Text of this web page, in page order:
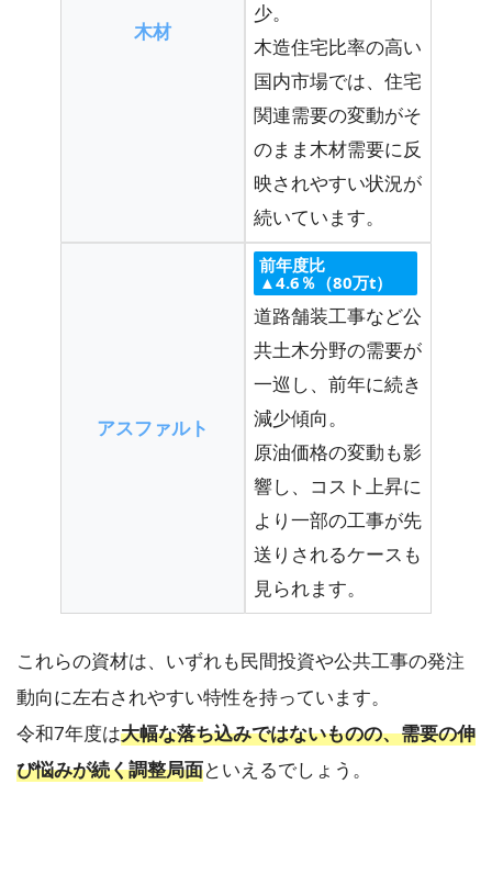
木材
少。
木造住宅比率の高い
国内市場では、住宅
関連需要の変動がそ
のまま木材需要に反
映されやすい状況が
続いています。
アスファルト
前年度比
▲4.6％（80万t）
道路舗装工事など公
共土木分野の需要が
一巡し、前年に続き
減少傾向。
原油価格の変動も影
響し、コスト上昇に
より一部の工事が先
送りされるケースも
見られます。
これらの資材は、いずれも民間投資や公共工事の発注
動向に左右されやすい特性を持っています。
令和7年度は大幅な落ち込みではないものの、需要の伸
び悩みが続く調整局面といえるでしょう。